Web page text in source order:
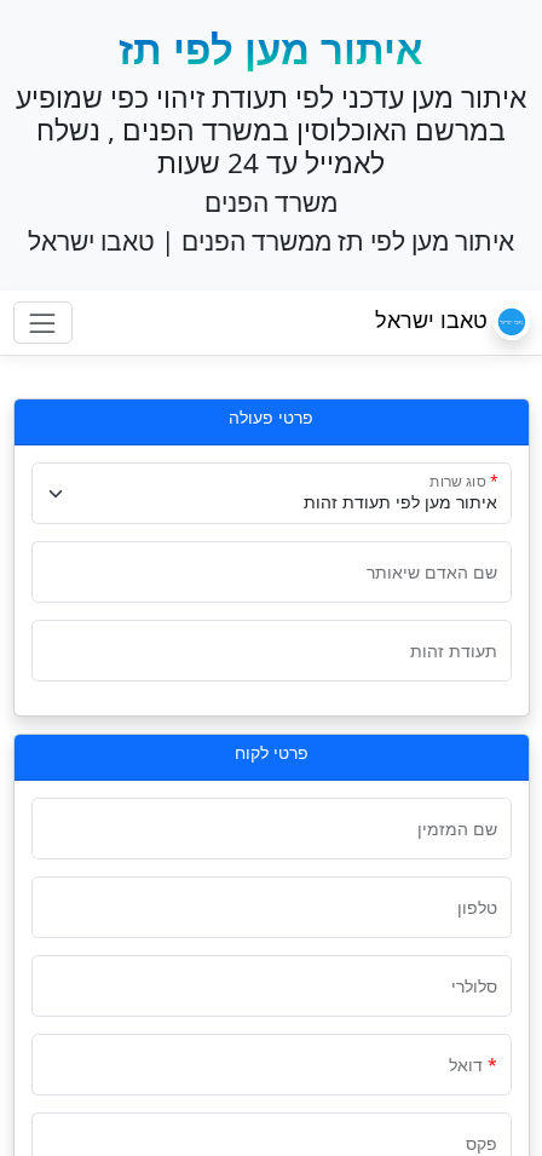
איתור מען לפי תז
איתור מען עדכני לפי תעודת זיהוי כפי שמופיע
במרשם האוכלוסין במשרד הפנים , נשלח
לאמייל עד 24 שעות
משרד הפנים
איתור מען לפי תז ממשרד הפנים | טאבו ישראל
טאבו ישראל
פרטי פעולה
סוג שרות
שם האדם שיאותר
תעודת זהות
פרטי לקוח
שם המזמין
טלפון
סלולרי
דואל
פקס